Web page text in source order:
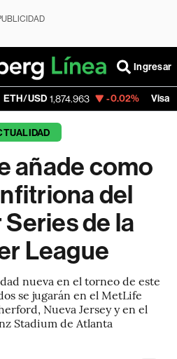
Ingresar
1,874.963 -0.02% Visa 369.59
añade como
del
de la
League
nueva en el torneo de este
se jugarán en el MetLife
Nueva Jersey y en el
Stadium de Atlanta